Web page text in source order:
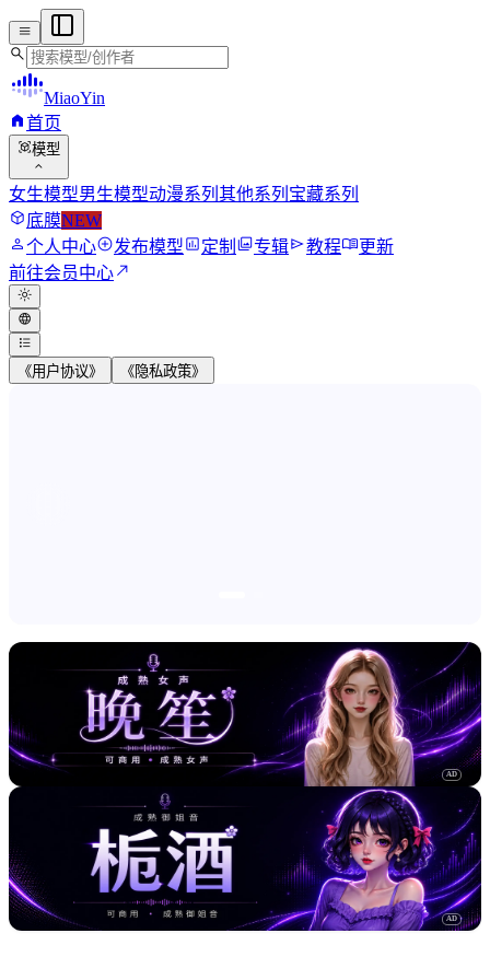
menu
search
MiaoYin
home首页
view_in_ar模型
expand_more
女生模型男生模型动漫系列 其他系列 宝藏系列
deployed_code底膜NEW
person个人中心add_circle发布模型assessment定制 photo_library专辑send教程menu_book更新
前往会员中心north_east
light_mode
language
format_list_bulleted
《用户协议》 《隐私政策》
AD
AD